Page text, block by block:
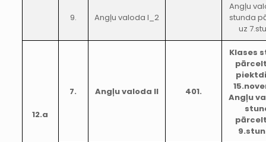
9. Angļu valoda I_2
Angļu
stunda
uz
12.a
7. Angļu valoda II 401.
Klases
Angļu